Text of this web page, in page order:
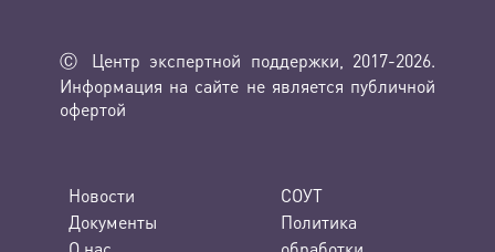
Ⓒ Центр экспертной поддержки, 2017-2026.
Информация на сайте не является публичной
офертой
Новости
Документы
СОУТ
Политика